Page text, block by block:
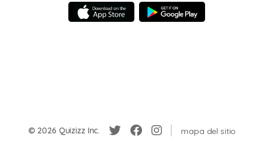
© 2026 Quizizz Inc. mapa del sitio